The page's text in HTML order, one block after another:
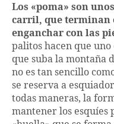
Los «poma» son
carril, que terminan
enganchar con las
palitos hacen que
que suba la montaña
no es tan sencillo
se reserva a
todas maneras, la
mantener los esquíes